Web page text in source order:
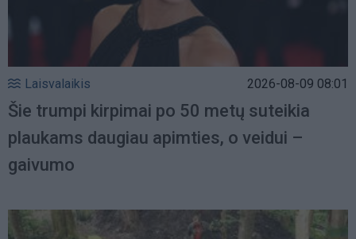
Laisvalaikis 2026-08-09 08:01
Šie trumpi kirpimai po 50 metų suteikia
plaukams daugiau apimties, o veidui –
gaivumo